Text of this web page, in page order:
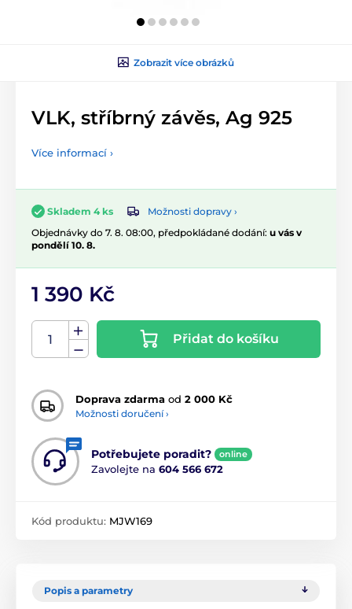
Zobrazit více obrázků
VLK, stříbrný závěs, Ag 925
Více informací ›
Skladem 4 ks
Možnosti dopravy ›
Objednávky do 7. 8. 08:00, předpokládané dodání: u vás v
pondělí 10. 8.
1 390 Kč
Přidat do košíku
Doprava zdarma od 2 000 Kč
Možnosti doručení ›
Potřebujete poradit? online
Zavolejte na 604 566 672
Kód produktu: MJW169
Popis a parametry